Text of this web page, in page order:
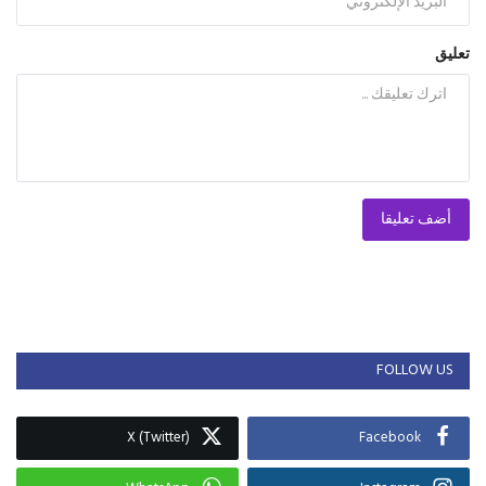
تعليق
أضف تعليقا
FOLLOW US
Facebook
X (Twitter)